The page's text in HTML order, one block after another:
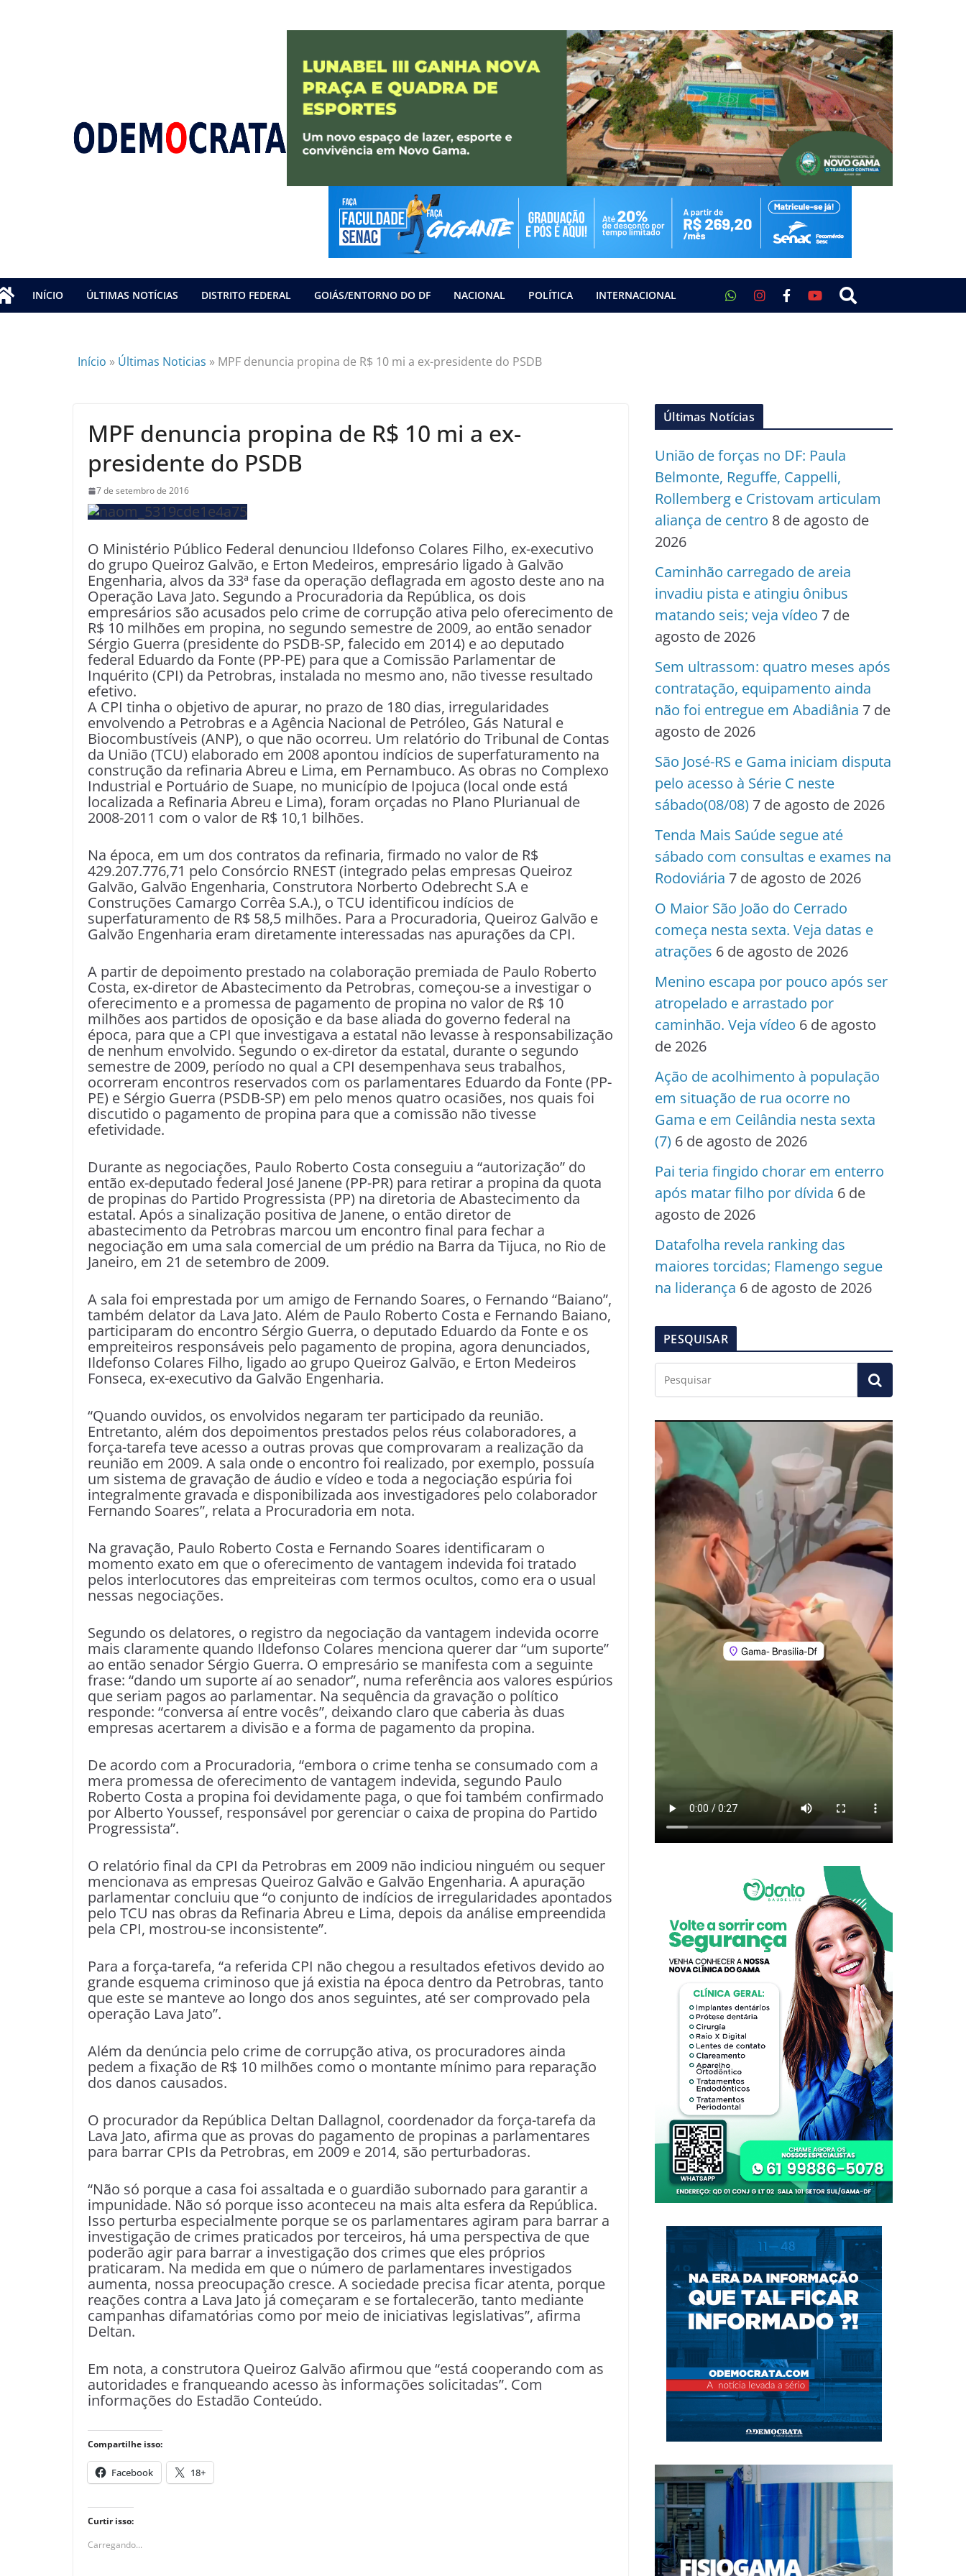
INÍCIO ÚLTIMAS NOTÍCIAS DISTRITO FEDERAL GOIÁS/ENTORNO DO DF NACIONAL POLÍTICA INTERNACIONAL
Início » Últimas Noticias » MPF denuncia propina de R$ 10 mi a ex-presidente do PSDB
MPF denuncia propina de R$ 10 mi a ex-
presidente do PSDB
7 de setembro de 2016
O Ministério Público Federal denunciou Ildefonso Colares Filho, ex-executivo
do grupo Queiroz Galvão, e Erton Medeiros, empresário ligado à Galvão
Engenharia, alvos da 33ª fase da operação deflagrada em agosto deste ano na
Operação Lava Jato. Segundo a Procuradoria da República, os dois
empresários são acusados pelo crime de corrupção ativa pelo oferecimento de
R$ 10 milhões em propina, no segundo semestre de 2009, ao então senador
Sérgio Guerra (presidente do PSDB-SP, falecido em 2014) e ao deputado
federal Eduardo da Fonte (PP-PE) para que a Comissão Parlamentar de
Inquérito (CPI) da Petrobras, instalada no mesmo ano, não tivesse resultado
efetivo.
A CPI tinha o objetivo de apurar, no prazo de 180 dias, irregularidades
envolvendo a Petrobras e a Agência Nacional de Petróleo, Gás Natural e
Biocombustíveis (ANP), o que não ocorreu. Um relatório do Tribunal de Contas
da União (TCU) elaborado em 2008 apontou indícios de superfaturamento na
construção da refinaria Abreu e Lima, em Pernambuco. As obras no Complexo
Industrial e Portuário de Suape, no município de Ipojuca (local onde está
localizada a Refinaria Abreu e Lima), foram orçadas no Plano Plurianual de
2008-2011 com o valor de R$ 10,1 bilhões.
Na época, em um dos contratos da refinaria, firmado no valor de R$
429.207.776,71 pelo Consórcio RNEST (integrado pelas empresas Queiroz
Galvão, Galvão Engenharia, Construtora Norberto Odebrecht S.A e
Construções Camargo Corrêa S.A.), o TCU identificou indícios de
superfaturamento de R$ 58,5 milhões. Para a Procuradoria, Queiroz Galvão e
Galvão Engenharia eram diretamente interessadas nas apurações da CPI.
A partir de depoimento prestado na colaboração premiada de Paulo Roberto
Costa, ex-diretor de Abastecimento da Petrobras, começou-se a investigar o
oferecimento e a promessa de pagamento de propina no valor de R$ 10
milhões aos partidos de oposição e da base aliada do governo federal na
época, para que a CPI que investigava a estatal não levasse à responsabilização
de nenhum envolvido. Segundo o ex-diretor da estatal, durante o segundo
semestre de 2009, período no qual a CPI desempenhava seus trabalhos,
ocorreram encontros reservados com os parlamentares Eduardo da Fonte (PP-
PE) e Sérgio Guerra (PSDB-SP) em pelo menos quatro ocasiões, nos quais foi
discutido o pagamento de propina para que a comissão não tivesse
efetividade.
Durante as negociações, Paulo Roberto Costa conseguiu a “autorização” do
então ex-deputado federal José Janene (PP-PR) para retirar a propina da quota
de propinas do Partido Progressista (PP) na diretoria de Abastecimento da
estatal. Após a sinalização positiva de Janene, o então diretor de
abastecimento da Petrobras marcou um encontro final para fechar a
negociação em uma sala comercial de um prédio na Barra da Tijuca, no Rio de
Janeiro, em 21 de setembro de 2009.
A sala foi emprestada por um amigo de Fernando Soares, o Fernando “Baiano”,
também delator da Lava Jato. Além de Paulo Roberto Costa e Fernando Baiano,
participaram do encontro Sérgio Guerra, o deputado Eduardo da Fonte e os
empreiteiros responsáveis pelo pagamento de propina, agora denunciados,
Ildefonso Colares Filho, ligado ao grupo Queiroz Galvão, e Erton Medeiros
Fonseca, ex-executivo da Galvão Engenharia.
“Quando ouvidos, os envolvidos negaram ter participado da reunião.
Entretanto, além dos depoimentos prestados pelos réus colaboradores, a
força-tarefa teve acesso a outras provas que comprovaram a realização da
reunião em 2009. A sala onde o encontro foi realizado, por exemplo, possuía
um sistema de gravação de áudio e vídeo e toda a negociação espúria foi
integralmente gravada e disponibilizada aos investigadores pelo colaborador
Fernando Soares”, relata a Procuradoria em nota.
Na gravação, Paulo Roberto Costa e Fernando Soares identificaram o
momento exato em que o oferecimento de vantagem indevida foi tratado
pelos interlocutores das empreiteiras com termos ocultos, como era o usual
nessas negociações.
Segundo os delatores, o registro da negociação da vantagem indevida ocorre
mais claramente quando Ildefonso Colares menciona querer dar “um suporte”
ao então senador Sérgio Guerra. O empresário se manifesta com a seguinte
frase: “dando um suporte aí ao senador”, numa referência aos valores espúrios
que seriam pagos ao parlamentar. Na sequência da gravação o político
responde: “conversa aí entre vocês”, deixando claro que caberia às duas
empresas acertarem a divisão e a forma de pagamento da propina.
De acordo com a Procuradoria, “embora o crime tenha se consumado com a
mera promessa de oferecimento de vantagem indevida, segundo Paulo
Roberto Costa a propina foi devidamente paga, o que foi também confirmado
por Alberto Youssef, responsável por gerenciar o caixa de propina do Partido
Progressista”.
O relatório final da CPI da Petrobras em 2009 não indiciou ninguém ou sequer
mencionava as empresas Queiroz Galvão e Galvão Engenharia. A apuração
parlamentar concluiu que “o conjunto de indícios de irregularidades apontados
pelo TCU nas obras da Refinaria Abreu e Lima, depois da análise empreendida
pela CPI, mostrou-se inconsistente”.
Para a força-tarefa, “a referida CPI não chegou a resultados efetivos devido ao
grande esquema criminoso que já existia na época dentro da Petrobras, tanto
que este se manteve ao longo dos anos seguintes, até ser comprovado pela
operação Lava Jato”.
Além da denúncia pelo crime de corrupção ativa, os procuradores ainda
pedem a fixação de R$ 10 milhões como o montante mínimo para reparação
dos danos causados.
O procurador da República Deltan Dallagnol, coordenador da força-tarefa da
Lava Jato, afirma que as provas do pagamento de propinas a parlamentares
para barrar CPIs da Petrobras, em 2009 e 2014, são perturbadoras.
“Não só porque a casa foi assaltada e o guardião subornado para garantir a
impunidade. Não só porque isso aconteceu na mais alta esfera da República.
Isso perturba especialmente porque se os parlamentares agiram para barrar a
investigação de crimes praticados por terceiros, há uma perspectiva de que
poderão agir para barrar a investigação dos crimes que eles próprios
praticaram. Na medida em que o número de parlamentares investigados
aumenta, nossa preocupação cresce. A sociedade precisa ficar atenta, porque
reações contra a Lava Jato já começaram e se fortalecerão, tanto mediante
campanhas difamatórias como por meio de iniciativas legislativas”, afirma
Deltan.
Em nota, a construtora Queiroz Galvão afirmou que “está cooperando com as
autoridades e franqueando acesso às informações solicitadas”. Com
informações do Estadão Conteúdo.
Compartilhe isso:
Facebook 18+
Curtir isso:
Carregando...
Últimas Notícias
União de forças no DF: Paula
Belmonte, Reguffe, Cappelli,
Rollemberg e Cristovam articulam
aliança de centro 8 de agosto de
2026
Caminhão carregado de areia
invadiu pista e atingiu ônibus
matando seis; veja vídeo 7 de
agosto de 2026
Sem ultrassom: quatro meses após
contratação, equipamento ainda
não foi entregue em Abadiânia 7 de
agosto de 2026
São José-RS e Gama iniciam disputa
pelo acesso à Série C neste
sábado(08/08) 7 de agosto de 2026
Tenda Mais Saúde segue até
sábado com consultas e exames na
Rodoviária 7 de agosto de 2026
O Maior São João do Cerrado
começa nesta sexta. Veja datas e
atrações 6 de agosto de 2026
Menino escapa por pouco após ser
atropelado e arrastado por
caminhão. Veja vídeo 6 de agosto
de 2026
Ação de acolhimento à população
em situação de rua ocorre no
Gama e em Ceilândia nesta sexta
(7) 6 de agosto de 2026
Pai teria fingido chorar em enterro
após matar filho por dívida 6 de
agosto de 2026
Datafolha revela ranking das
maiores torcidas; Flamengo segue
na liderança 6 de agosto de 2026
PESQUISAR